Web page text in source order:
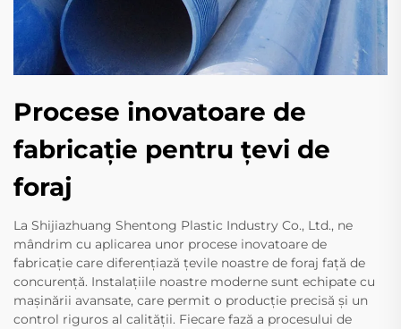
Procese inovatoare de
fabricație pentru țevi de
foraj
La Shijiazhuang Shentong Plastic Industry Co., Ltd., ne
mândrim cu aplicarea unor procese inovatoare de
fabricație care diferențiază țevile noastre de foraj față de
concurență. Instalațiile noastre moderne sunt echipate cu
mașinării avansate, care permit o producție precisă și un
control riguros al calității. Fiecare fază a procesului de